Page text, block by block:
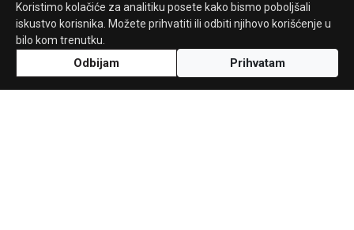
Koristimo kolačiće za analitiku posete kako bismo poboljšali
iskustvo korisnika. Možete prihvatiti ili odbiti njihovo korišćenje u
bilo kom trenutku.
Odbijam Prihvatam